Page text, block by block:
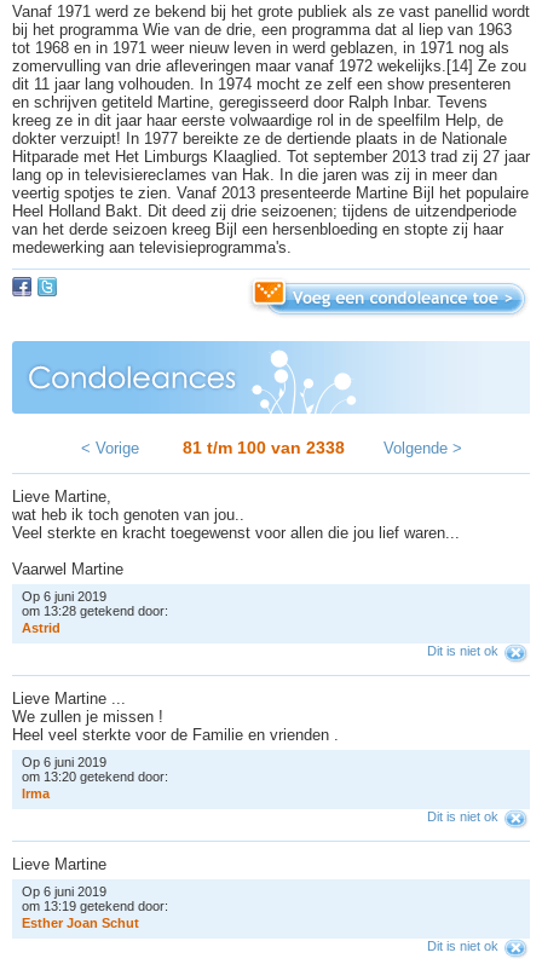
Vanaf 1971 werd ze bekend bij het grote publiek als ze vast panellid wordt
bij het programma Wie van de drie, een programma dat al liep van 1963
tot 1968 en in 1971 weer nieuw leven in werd geblazen, in 1971 nog als
zomervulling van drie afleveringen maar vanaf 1972 wekelijks.[14] Ze zou
dit 11 jaar lang volhouden. In 1974 mocht ze zelf een show presenteren
en schrijven getiteld Martine, geregisseerd door Ralph Inbar. Tevens
kreeg ze in dit jaar haar eerste volwaardige rol in de speelfilm Help, de
dokter verzuipt! In 1977 bereikte ze de dertiende plaats in de Nationale
Hitparade met Het Limburgs Klaaglied. Tot september 2013 trad zij 27 jaar
lang op in televisiereclames van Hak. In die jaren was zij in meer dan
veertig spotjes te zien. Vanaf 2013 presenteerde Martine Bijl het populaire
Heel Holland Bakt. Dit deed zij drie seizoenen; tijdens de uitzendperiode
van het derde seizoen kreeg Bijl een hersenbloeding en stopte zij haar
medewerking aan televisieprogramma's.
< Vorige 81 t/m 100 van 2338 Volgende >
Lieve Martine,
wat heb ik toch genoten van jou..
Veel sterkte en kracht toegewenst voor allen die jou lief waren...
Vaarwel Martine
Op 6 juni 2019
om 13:28 getekend door:
Astrid
Dit is niet ok
Lieve Martine ...
We zullen je missen !
Heel veel sterkte voor de Familie en vrienden .
Op 6 juni 2019
om 13:20 getekend door:
Irma
Dit is niet ok
Lieve Martine
Op 6 juni 2019
om 13:19 getekend door:
Esther Joan Schut
Dit is niet ok